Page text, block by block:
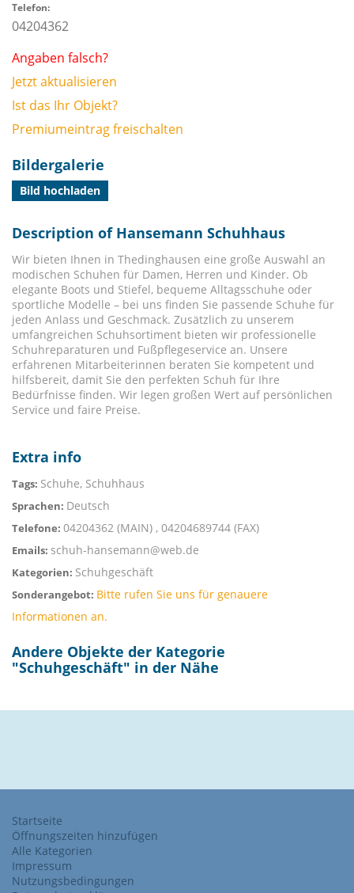
Telefon:
04204362
Angaben falsch?
Jetzt aktualisieren
Ist das Ihr Objekt?
Premiumeintrag freischalten
Bildergalerie
Bild hochladen
Description of Hansemann Schuhhaus
Wir bieten Ihnen in Thedinghausen eine große Auswahl an
modischen Schuhen für Damen, Herren und Kinder. Ob
elegante Boots und Stiefel, bequeme Alltagsschuhe oder
sportliche Modelle – bei uns finden Sie passende Schuhe für
jeden Anlass und Geschmack. Zusätzlich zu unserem
umfangreichen Schuhsortiment bieten wir professionelle
Schuhreparaturen und Fußpflegeservice an. Unsere
erfahrenen Mitarbeiterinnen beraten Sie kompetent und
hilfsbereit, damit Sie den perfekten Schuh für Ihre
Bedürfnisse finden. Wir legen großen Wert auf persönlichen
Service und faire Preise.
Extra info
Tags: Schuhe, Schuhhaus
Sprachen: Deutsch
Telefone: 04204362 (MAIN) , 04204689744 (FAX)
Emails: schuh-hansemann@web.de
Kategorien: Schuhgeschäft
Sonderangebot: Bitte rufen Sie uns für genauere
Informationen an.
Andere Objekte der Kategorie
"Schuhgeschäft" in der Nähe
Startseite
Öffnungszeiten hinzufügen
Alle Kategorien
Impressum
Nutzungsbedingungen